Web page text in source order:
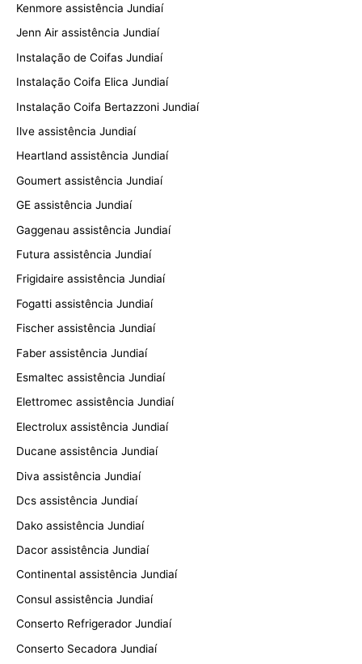
Kenmore assistência Jundiaí
Jenn Air assistência Jundiaí
Instalação de Coifas Jundiaí
Instalação Coifa Elica Jundiaí
Instalação Coifa Bertazzoni Jundiaí
Ilve assistência Jundiaí
Heartland assistência Jundiaí
Goumert assistência Jundiaí
GE assistência Jundiaí
Gaggenau assistência Jundiaí
Futura assistência Jundiaí
Frigidaire assistência Jundiaí
Fogatti assistência Jundiaí
Fischer assistência Jundiaí
Faber assistência Jundiaí
Esmaltec assistência Jundiaí
Elettromec assistência Jundiaí
Electrolux assistência Jundiaí
Ducane assistência Jundiaí
Diva assistência Jundiaí
Dcs assistência Jundiaí
Dako assistência Jundiaí
Dacor assistência Jundiaí
Continental assistência Jundiaí
Consul assistência Jundiaí
Conserto Refrigerador Jundiaí
Conserto Secadora Jundiaí